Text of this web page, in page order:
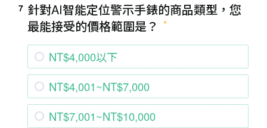
7 針對AI智能定位警示手錶的商品類型，您
最能接受的價格範圍是？
NT$4,000以下
NT$4,001~NT$7,000
NT$7,001~NT$10,000